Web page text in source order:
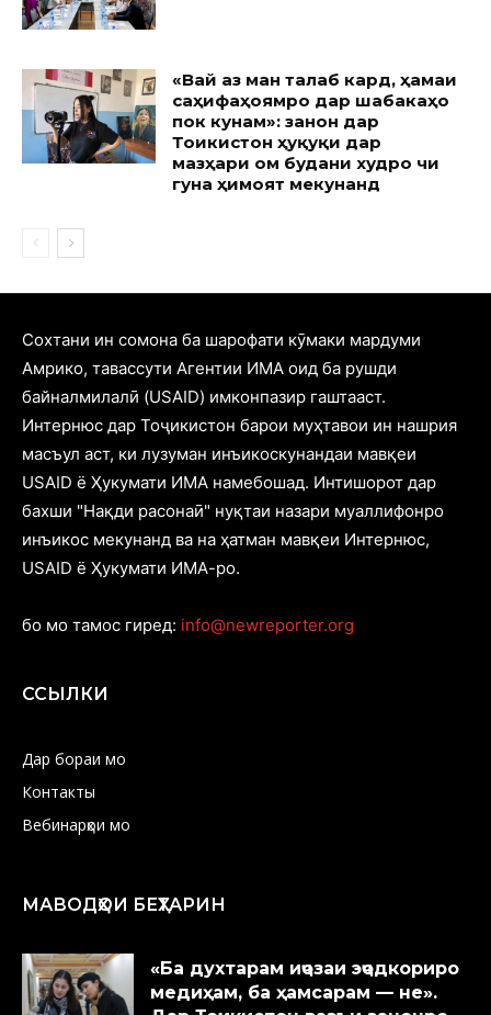
«Вай аз ман талаб кард, ҳамаи
саҳифаҳоямро дар шабакаҳо
пок кунам»: занон дар
Тоҷикистон ҳуқуқи дар
мазҳари ом будани худро чи
гуна ҳимоят мекунанд
Cохтани ин сомона ба шарофати кӯмаки мардуми
Амрико, тавассути Агентии ИМА оид ба рушди
байналмилалӣ (USAID) имконпазир гаштааст.
Интернюс дар Тоҷикистон барои муҳтавои ин нашрия
масъул аст, ки лузуман инъикоскунандаи мавқеи
USAID ё Ҳукумати ИМА намебошад. Интишорот дар
бахши "Нақди расонаӣ" нуқтаи назари муаллифонро
инъикос мекунанд ва на ҳатман мавқеи Интернюс,
USAID ё Ҳукумати ИМА-ро.
бо мо тамос гиред: info@newreporter.org
ССЫЛКИ
Дар бораи мо
Контакты
Вебинарҳои мо
МАВОДҲОИ БЕҲТАРИН
«Ба духтарам иҷозаи эҷодкориро
медиҳам, ба ҳамсарам — не».